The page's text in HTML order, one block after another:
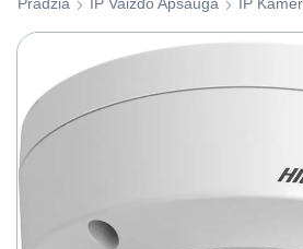
Pradžia IP Vaizdo Apsauga IP